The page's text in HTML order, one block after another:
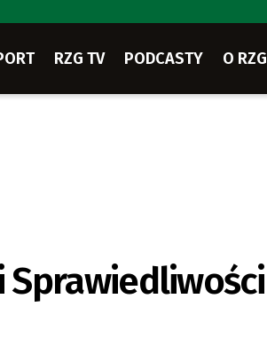
RZG TV PODCASTY O RZG
Sprawiedliwości